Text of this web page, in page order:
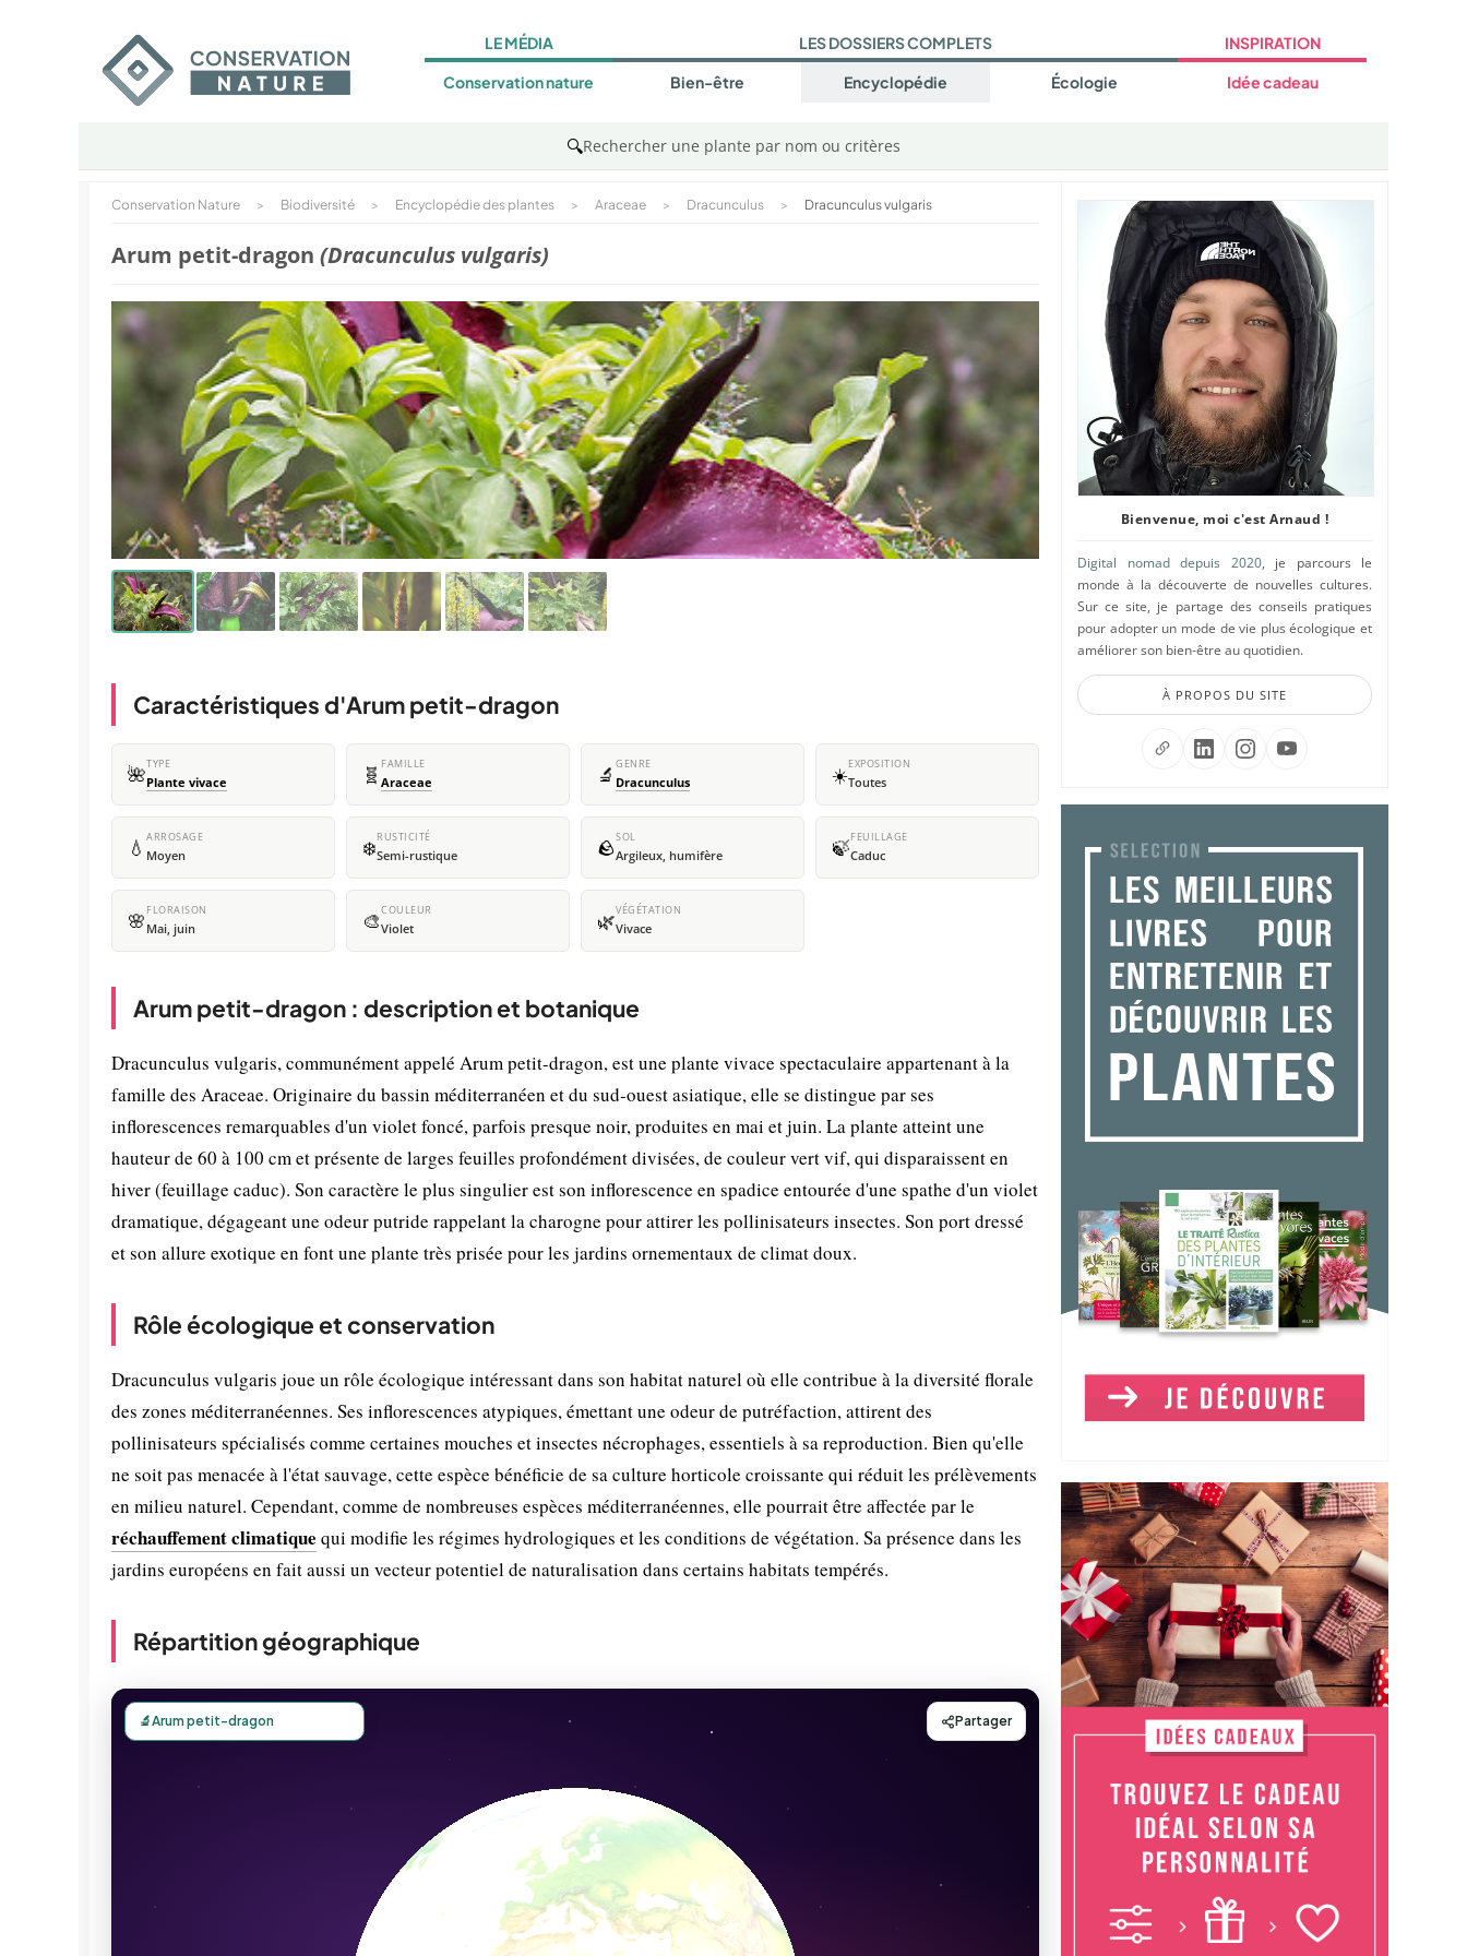
LE MÉDIA
Conservation nature
LES DOSSIERS COMPLETS
Bien-être Encyclopédie Écologie
INSPIRATION
Idée cadeau
🔍Rechercher une plante par nom ou critères
Conservation Nature > Biodiversité > Encyclopédie des plantes > Araceae > Dracunculus > Dracunculus vulgaris
Arum petit-dragon (Dracunculus vulgaris)
Caractéristiques d'Arum petit-dragon
🌺TYPE
Plante vivace 🧬 FAMILLE
Araceae 🔬 GENRE
Dracunculus ☀️EXPOSITION
Toutes
💧 ARROSAGE
Moyen ❄️RUSTICITÉ
Semi-rustique 🪨SOL
Argileux, humifère 🍃FEUILLAGE
Caduc
🌸 FLORAISON
Mai, juin 🎨COULEUR
Violet 🌿VÉGÉTATION
Vivace
Arum petit-dragon : description et botanique
Dracunculus vulgaris, communément appelé Arum petit-dragon, est une plante vivace spectaculaire appartenant à la
famille des Araceae. Originaire du bassin méditerranéen et du sud-ouest asiatique, elle se distingue par ses
inflorescences remarquables d'un violet foncé, parfois presque noir, produites en mai et juin. La plante atteint une
hauteur de 60 à 100 cm et présente de larges feuilles profondément divisées, de couleur vert vif, qui disparaissent en
hiver (feuillage caduc). Son caractère le plus singulier est son inflorescence en spadice entourée d'une spathe d'un violet
dramatique, dégageant une odeur putride rappelant la charogne pour attirer les pollinisateurs insectes. Son port dressé
et son allure exotique en font une plante très prisée pour les jardins ornementaux de climat doux.
Rôle écologique et conservation
Dracunculus vulgaris joue un rôle écologique intéressant dans son habitat naturel où elle contribue à la diversité florale
des zones méditerranéennes. Ses inflorescences atypiques, émettant une odeur de putréfaction, attirent des
pollinisateurs spécialisés comme certaines mouches et insectes nécrophages, essentiels à sa reproduction. Bien qu'elle
ne soit pas menacée à l'état sauvage, cette espèce bénéficie de sa culture horticole croissante qui réduit les prélèvements
en milieu naturel. Cependant, comme de nombreuses espèces méditerranéennes, elle pourrait être affectée par le
réchauffement climatique qui modifie les régimes hydrologiques et les conditions de végétation. Sa présence dans les
jardins européens en fait aussi un vecteur potentiel de naturalisation dans certains habitats tempérés.
Répartition géographique
Bienvenue, moi c'est Arnaud !
Digital nomad depuis 2020, je parcours le
monde à la découverte de nouvelles cultures.
Sur ce site, je partage des conseils pratiques
pour adopter un mode de vie plus écologique et
améliorer son bien-être au quotidien.
À PROPOS DU SITE